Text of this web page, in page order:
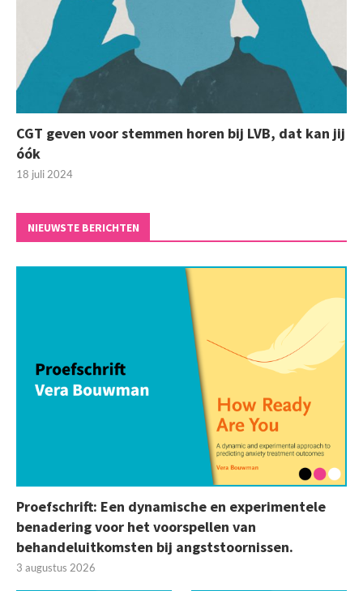
CGT geven voor stemmen horen bij LVB, dat kan jij
óók
18 juli 2024
NIEUWSTE BERICHTEN
Proefschrift: Een dynamische en experimentele
benadering voor het voorspellen van
behandeluitkomsten bij angststoornissen.
3 augustus 2026